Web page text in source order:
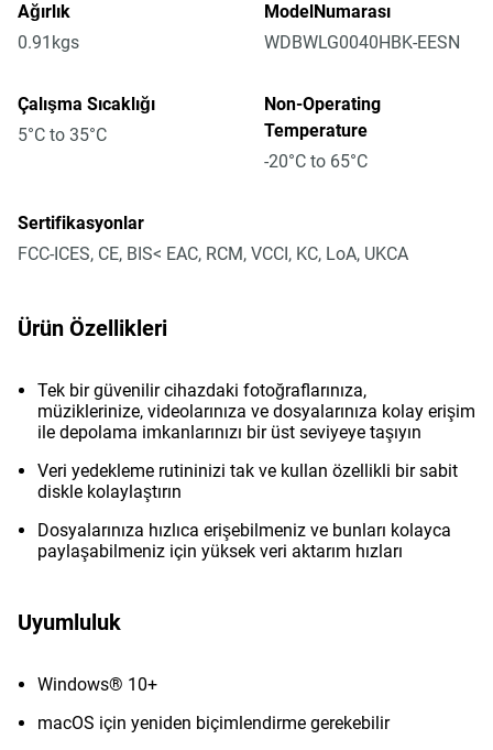
Ağırlık
0.91kgs
ModelNumarası
WDBWLG0040HBK-EESN
Çalışma Sıcaklığı
5°C to 35°C
Non-Operating
Temperature
-20°C to 65°C
Sertifikasyonlar
FCC-ICES, CE, BIS< EAC, RCM, VCCI, KC, LoA, UKCA
Ürün Özellikleri
Tek bir güvenilir cihazdaki fotoğraflarınıza,
müziklerinize, videolarınıza ve dosyalarınıza kolay erişim
ile depolama imkanlarınızı bir üst seviyeye taşıyın
Veri yedekleme rutininizi tak ve kullan özellikli bir sabit
diskle kolaylaştırın
Dosyalarınıza hızlıca erişebilmeniz ve bunları kolayca
paylaşabilmeniz için yüksek veri aktarım hızları
Uyumluluk
Windows® 10+
macOS için yeniden biçimlendirme gerekebilir